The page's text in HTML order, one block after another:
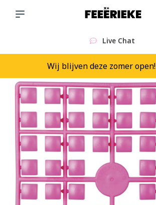
Live Chat
Wij blijven deze zomer open!